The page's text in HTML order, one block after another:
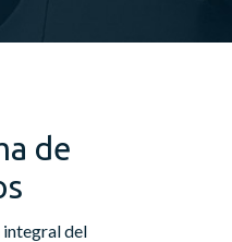
de
integral del